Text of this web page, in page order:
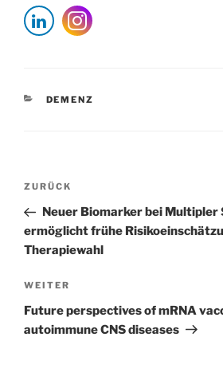
KATEGORIEN
DEMENZ
Beitragsnavigation
Vorheriger
Beitrag
ZURÜCK
Neuer Biomarker bei Multipler
ermöglicht frühe
Therapiewahl
Nächster
Beitrag
WEITER
Future perspectives of mRNA
autoimmune CNS diseases